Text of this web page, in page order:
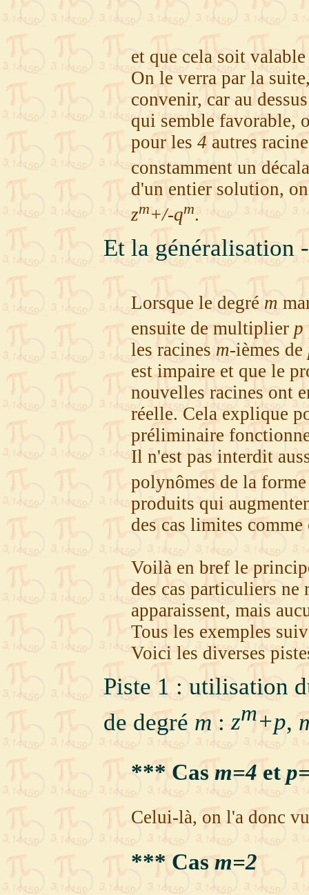
et que cela soit
On le verra par la
convenir, car au
qui semble favorable,
pour les 4 autres
constamment un
d'un entier solution,
zm+/-qm.
Et la généralisation
Lorsque le degrém
ensuite de multiplier p
les racinesm-ièmes de
est impaire et que le
nouvelles racines ont
réelle. Cela explique
préliminaire
Il n'est pas interdit
polynômes de la
produits qui
des cas limites
Voilà en bref le
des cas particuliers ne
apparaissent, mais
Tous les exemples
Voici les diverses
Piste 1 : utilisation
de degré m:zm+p,
*** Cas m=4 et
Celui-là, on l'a donc
*** Casm=2